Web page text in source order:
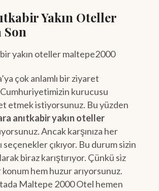
Yakın Oteller
Son
çok anlamlı bir ziyaret
kurucusu
etmek istiyorsunuz. Bu yüzden
anıtkabir yakın oteller
Ancak karşınıza her
seçenekler çıkıyor. Bu durum sizin
biraz karıştırıyor. Çünkü siz
hem huzur arıyorsunuz.
Maltepe 2000 Otel hemen